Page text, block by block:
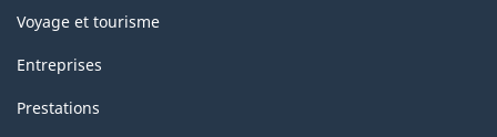
Voyage et tourisme
Entreprises
Prestations